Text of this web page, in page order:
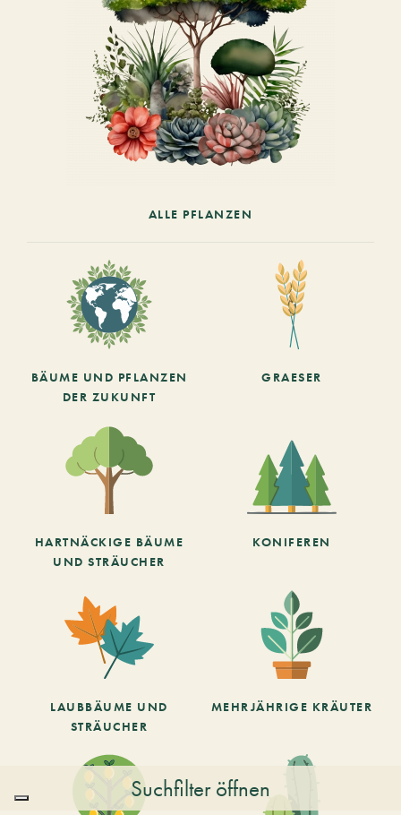
Suchfilter öffnen
ALLE PFLANZEN
BÄUME UND PFLANZEN
DER ZUKUNFT
GRAESER
HARTNÄCKIGE BÄUME
UND STRÄUCHER
KONIFEREN
LAUBBÄUME UND
STRÄUCHER
MEHRJÄHRIGE KRÄUTER